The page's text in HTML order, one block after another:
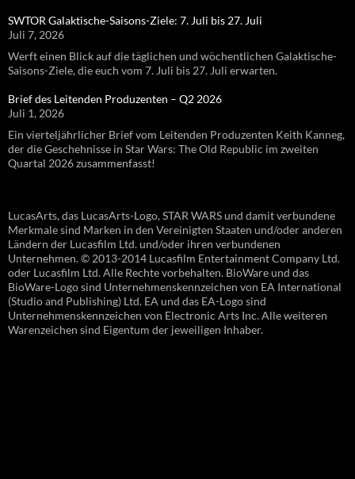
SWTOR Galaktische-Saisons-Ziele: 7. Juli bis 27. Juli
Juli 7, 2026
Werft einen Blick auf die täglichen und wöchentlichen Galaktische-
Saisons-Ziele, die euch vom 7. Juli bis 27. Juli erwarten.
Brief des Leitenden Produzenten – Q2 2026
Juli 1, 2026
Ein vierteljährlicher Brief vom Leitenden Produzenten Keith Kanneg,
der die Geschehnisse in Star Wars: The Old Republic im zweiten
Quartal 2026 zusammenfasst!
LucasArts, das LucasArts-Logo, STAR WARS und damit verbundene
Merkmale sind Marken in den Vereinigten Staaten und/oder anderen
Ländern der Lucasfilm Ltd. und/oder ihren verbundenen
Unternehmen. © 2013-2014 Lucasfilm Entertainment Company Ltd.
oder Lucasfilm Ltd. Alle Rechte vorbehalten. BioWare und das
BioWare-Logo sind Unternehmenskennzeichen von EA International
(Studio and Publishing) Ltd. EA und das EA-Logo sind
Unternehmenskennzeichen von Electronic Arts Inc. Alle weiteren
Warenzeichen sind Eigentum der jeweiligen Inhaber.